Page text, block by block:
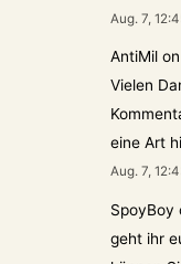
Aug. 7,
AntiMil on
Vielen
eine Art
Aug. 7,
SpoyBoy
geht ihr